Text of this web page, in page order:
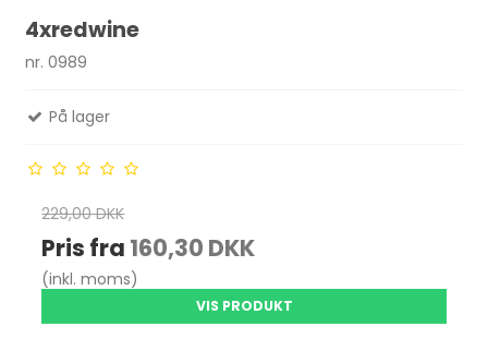
4xredwine
nr. 0989
På lager
229,00 DKK
Pris fra 160,30 DKK
(inkl. moms)
VIS PRODUKT